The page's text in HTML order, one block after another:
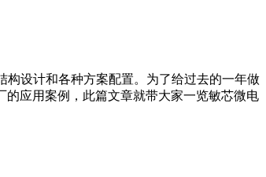
设计和各种方案配置。为了给过去的一年做
应用案例，此篇文章就带大家一览敏芯微电